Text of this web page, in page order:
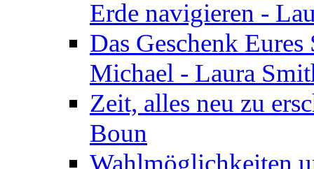
Erde navigieren -
Das Geschenk
Michael - Laura
Zeit, alles neu zu
Boun
Wahlmöglichkeiten